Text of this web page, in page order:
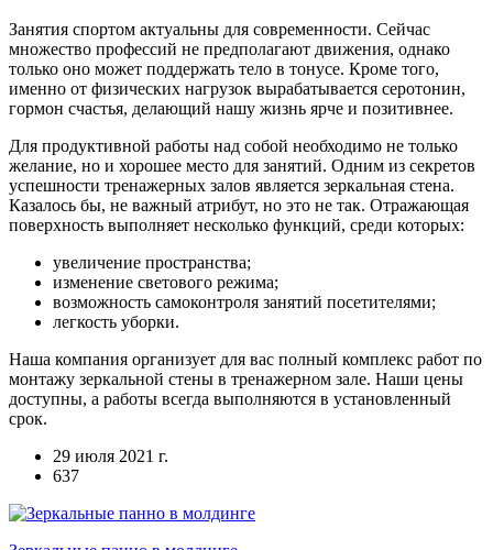
Занятия спортом актуальны для современности. Сейчас
множество профессий не предполагают движения, однако
только оно может поддержать тело в тонусе. Кроме того,
именно от физических нагрузок вырабатывается серотонин,
гормон счастья, делающий нашу жизнь ярче и позитивнее.
Для продуктивной работы над собой необходимо не только
желание, но и хорошее место для занятий. Одним из секретов
успешности тренажерных залов является зеркальная стена.
Казалось бы, не важный атрибут, но это не так. Отражающая
поверхность выполняет несколько функций, среди которых:
увеличение пространства;
изменение светового режима;
возможность самоконтроля занятий посетителями;
легкость уборки.
Наша компания организует для вас полный комплекс работ по
монтажу зеркальной стены в тренажерном зале. Наши цены
доступны, а работы всегда выполняются в установленный
срок.
29 июля 2021 г.
637